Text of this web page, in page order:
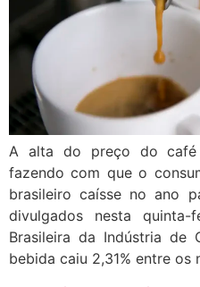
A alta do preço do café
fazendo com que o
brasileiro caísse no ano
divulgados nesta
Brasileira da Indústria de
bebida caiu 2,31% entre os